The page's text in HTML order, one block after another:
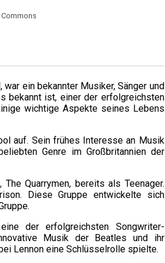
Commons
ein bekannter Musiker, Sänger und
bekannt ist, einer der erfolgreichsten
wichtige Aspekte seines Lebens
auf. Sein frühes Interesse an Musik
Genre im Großbritannien der
Quarrymen, bereits als Teenager.
Diese Gruppe entwickelte sich
der erfolgreichsten Songwriter-
Musik der Beatles und ihr
Lennon eine Schlüsselrolle spielte.